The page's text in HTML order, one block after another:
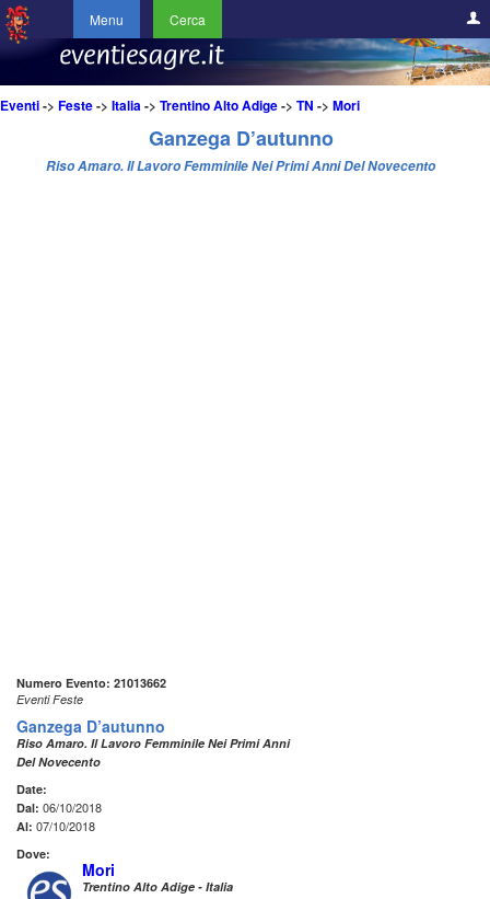
Menu Cerca
Eventi-> Feste-> Italia-> Trentino Alto Adige-> TN -> Mori
Ganzega D’autunno
Riso Amaro. Il Lavoro Femminile Nei Primi Anni Del Novecento
Numero Evento: 21013662
Eventi Feste
Ganzega D’autunno
Riso Amaro. Il Lavoro Femminile Nei Primi Anni
Del Novecento
Date:
Dal: 06/10/2018
Al: 07/10/2018
Dove:
Mori
Trentino Alto Adige - Italia